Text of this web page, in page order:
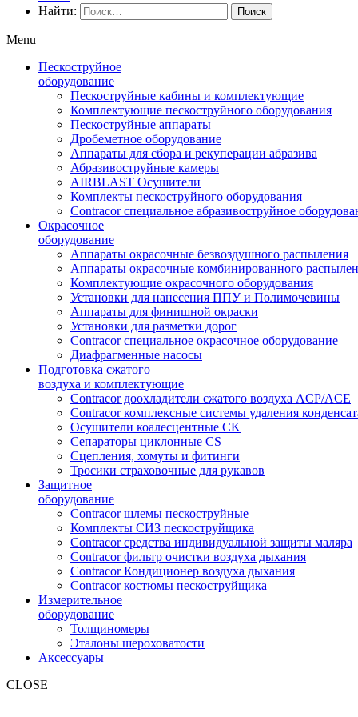
Найти:
Menu
Пескоструйное
оборудование
Пескоструйные кабины и комплектующие
Комплектующие пескоструйного оборудования
Пескоструйные аппараты
Дробеметное оборудование
Аппараты для сбора и рекуперации абразива
Абразивоструйные камеры
AIRBLAST Осушители
Комплекты пескоструйного оборудования
Contracor специальное абразивоструйное
Окрасочное
оборудование
Аппараты окрасочные безвоздушного распыления
Аппараты окрасочные комбинированного
Комплектующие окрасочного оборудования
Установки для нанесения ППУ и Полимочевины
Аппараты для финишной окраски
Установки для разметки дорог
Contracor специальное окрасочное оборудование
Диафрагменные насосы
Подготовка сжатого
воздуха и комплектующие
Contracor доохладители сжатого воздуха ACP/ACE
Contracor комплексные системы удаления
Осушители коалесцентные CK
Сепараторы циклонные CS
Сцепления, хомуты и фитинги
Тросики страховочные для рукавов
Защитное
оборудование
Contracor шлемы пескоструйные
Комплекты СИЗ пескоструйщика
Contracor средства индивидуальной защиты маляра
Contracor фильтр очистки воздуха дыхания
Contracor Кондиционер воздуха дыхания
Contracor костюмы пескоструйщика
Измерительное
оборудование
Толщиномеры
Эталоны шероховатости
Аксессуары
CLOSE